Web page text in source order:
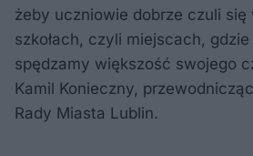
żeby uczniowie dobrze czuli się
szkołach, czyli miejscach,
spędzamy większość swojego
Kamil Konieczny,
Rady Miasta Lublin.